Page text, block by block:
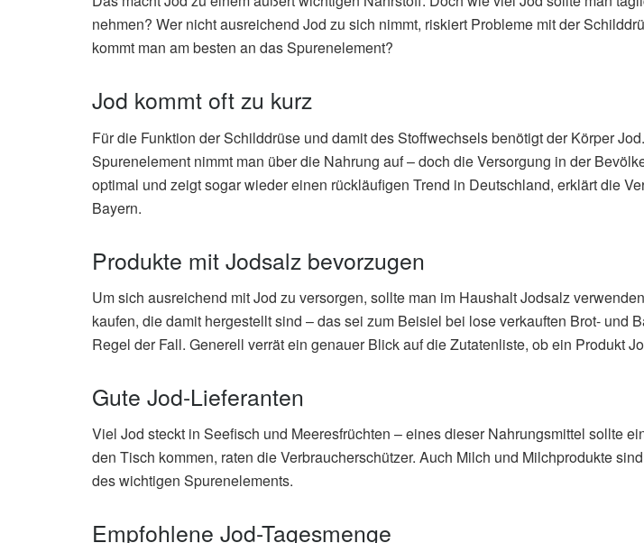
nehmen? Wer nicht ausreichend Jod zu sich nimmt, riskiert Probleme mit der
kommt man am besten an das Spurenelement?
Jod kommt oft zu kurz
Für die Funktion der Schilddrüse und damit des Stoffwechsels benötigt der Körper
Spurenelement nimmt man über die Nahrung auf – doch die Versorgung in der
optimal und zeigt sogar wieder einen rückläufigen Trend in Deutschland, erklärt die
Bayern.
Produkte mit Jodsalz bevorzugen
Um sich ausreichend mit Jod zu versorgen, sollte man im Haushalt Jodsalz
kaufen, die damit hergestellt sind – das sei zum Beisiel bei lose verkauften Brot- und
Regel der Fall. Generell verrät ein genauer Blick auf die Zutatenliste, ob ein Produkt
Gute Jod-Lieferanten
Viel Jod steckt in Seefisch und Meeresfrüchten – eines dieser Nahrungsmittel sollte
den Tisch kommen, raten die Verbraucherschützer. Auch Milch und Milchprodukte
des wichtigen Spurenelements.
Empfohlene Jod-Tagesmenge